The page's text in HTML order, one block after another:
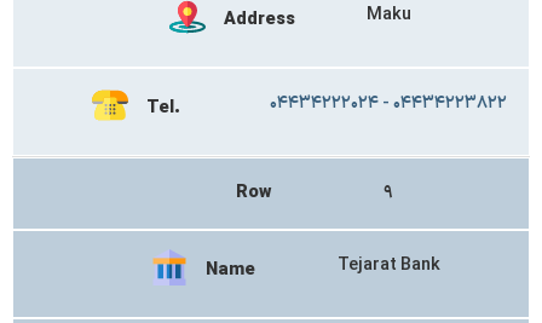
Address Maku
Tel. ۰۴۴۳۴۲۲۲۰۲۴ - ۰۴۴۳۴۲۲۳۸۲۲
Row ۹
Name Tejarat Bank